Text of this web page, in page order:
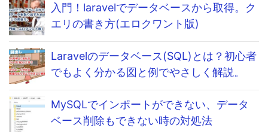
入門！laravelでデータベースから取得。ク
エリの書き方(エロクワント版)
Laravelのデータベース(SQL)とは？初心者
でもよく分かる図と例でやさしく解説。
MySQLでインポートができない、データ
ベース削除もできない時の対処法